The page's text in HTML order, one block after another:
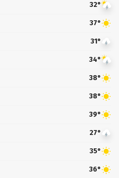
32°
37°
31°
34°
38°
38°
39°
27°
35°
36°